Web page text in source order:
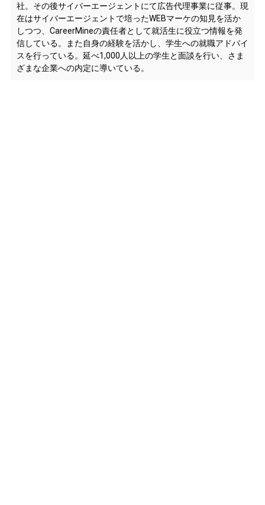
社。その後サイバーエージェントにて広告代理事業に従事。現
在はサイバーエージェントで培ったWEBマーケの知見を活か
しつつ、CareerMineの責任者として就活生に役立つ情報を発
信している。また自身の経験を活かし、学生への就職アドバイ
スを行っている。延べ1,000人以上の学生と面談を行い、さま
ざまな企業への内定に導いている。